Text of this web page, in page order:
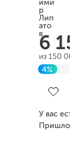
6
из 150
4%
У вас